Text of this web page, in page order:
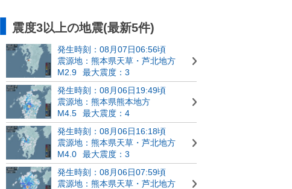
震度3以上の地震(最新5件)
発生時刻：08月07日06:56頃
震源地：熊本県天草・芦北地方
M2.9
最大震度：3
発生時刻：08月06日19:49頃
震源地：熊本県熊本地方
M4.5
最大震度：4
発生時刻：08月06日16:18頃
震源地：熊本県天草・芦北地方
M4.0
最大震度：3
発生時刻：08月06日07:59頃
震源地：熊本県天草・芦北地方